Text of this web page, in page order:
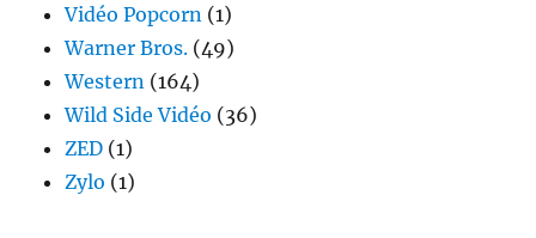
Vidéo Popcorn (1)
Warner Bros. (49)
Western (164)
Wild Side Vidéo (36)
ZED (1)
Zylo (1)